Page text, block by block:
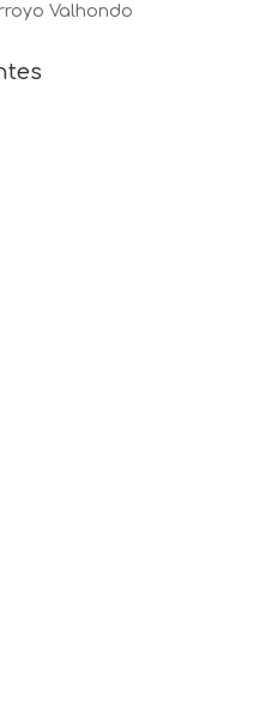
Valhondo